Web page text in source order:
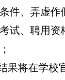
件、弄虚作
试、聘用资
果将在学校